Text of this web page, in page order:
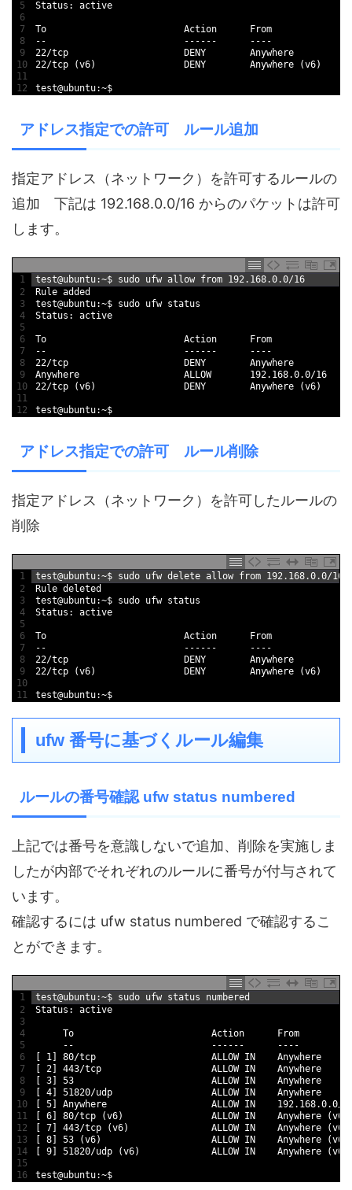
5
6
7
8
9
10
11
12
Status : active
To Action
From
--
-- -- -- -- --
22/tcp DENY Anywhere
22/tcp (v6) DENY Anywhere (v6)
test@ubuntu:~$
アドレス指定での許可 ルール追加
指定アドレス（ネットワーク）を許可するルールの
追加 下記は 192.168.0.0/16 からのパケットは許可
します。
1
2
3
4
5
6
7
8
9
10
11
12
test@ubuntu:~$ sudo ufw allow from 192.168.0.0/16
Rule added
test@ubuntu:~$ sudo ufw status
Status : active
To Action
From
--
-- -- -- -- --
22/tcp DENY Anywhere
Anywhere ALLOW 192.168.0.0/16
22/tcp (v6) DENY Anywhere (v6)
test@ubuntu:~$
アドレス指定での許可 ルール削除
指定アドレス（ネットワーク）を許可したルールの
削除
1
2
3
4
5
6
7
8
9
10
11
test@ubuntu:~$ sudo ufw delete allow from 192.168.0.0/16
Rule deleted
test@ubuntu:~$ sudo ufw status
Status : active
To Action
From
--
-- -- -- -- --
22/tcp DENY Anywhere
22/tcp (v6) DENY Anywhere (v6)
test@ubuntu:~$
ufw 番号に基づくルール編集
ルールの番号確認 ufw status numbered
上記では番号を意識しないで追加、削除を実施しま
したが内部でそれぞれのルールに番号が付与されて
います。
確認するには ufw status numbered で確認するこ
とができます。
1
2
3
4
5
6
7
8
9
10
11
12
13
14
15
16
test@ubuntu:~$ sudo ufw status numbered
Status : active
To Action
From
--
-- -- -- -- --
1 80/tcp ALLOW IN
Anywhere
2 443/tcp ALLOW IN
Anywhere
3 53 ALLOW IN
Anywhere
4 51820/udp ALLOW IN
Anywhere
5 Anywhere ALLOW IN 192.168.0.0/
6 80/tcp (v6) ALLOW IN Anywhere (v6
7 443/tcp (v6) ALLOW IN Anywhere (v6
8 53 (v6) ALLOW IN Anywhere (v6
9 51820/udp (v6) ALLOW IN Anywhere (v6
test@ubuntu:~$